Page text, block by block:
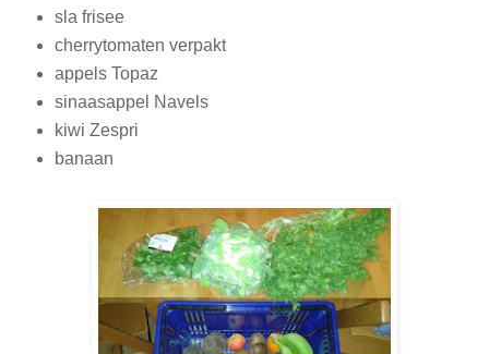
sla frisee
cherrytomaten verpakt
appels Topaz
sinaasappel Navels
kiwi Zespri
banaan